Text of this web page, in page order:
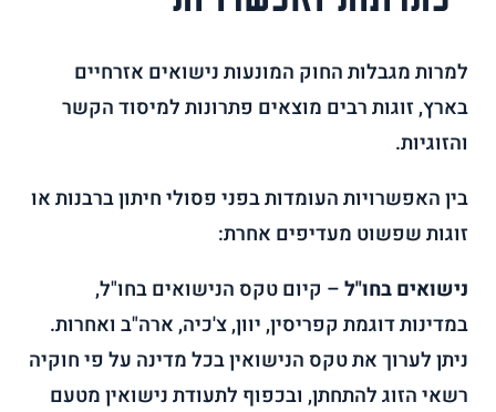
למרות מגבלות החוק המונעות נישואים אזרחיים
בארץ, זוגות רבים מוצאים פתרונות למיסוד הקשר
והזוגיות.
בין האפשרויות העומדות בפני פסולי חיתון ברבנות או
זוגות שפשוט מעדיפים אחרת:
נישואים בחו"ל– קיום טקס הנישואים בחו"ל,
במדינות דוגמת קפריסין, יוון, צ'כיה, ארה"ב ואחרות.
ניתן לערוך את טקס הנישואין בכל מדינה על פי חוקיה
רשאי הזוג להתחתן, ובכפוף לתעודת נישואין מטעם